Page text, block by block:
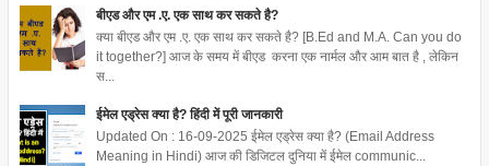
बीएड और एम .ए. एक साथ कर सकते है?
क्या बीएड और एम .ए. एक साथ कर सकते है? [B.Ed and M.A. Can you do
it together?] आज के समय में बीएड करना एक नार्मल और आम बात है , लेकिन
स...
ईमेल एड्रेस क्या है? हिंदी में पूरी जानकारी
Updated On : 16-09-2025 ईमेल एड्रेस क्या है? (Email Address
Meaning in Hindi) आज की डिजिटल दुनिया में ईमेल communic...